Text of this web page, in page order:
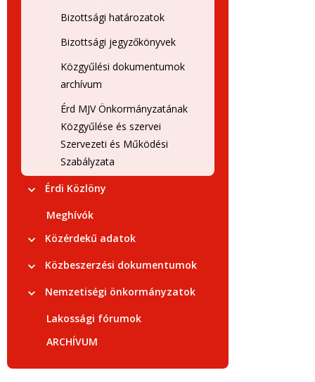
Bizottsági határozatok
Bizottsági jegyzőkönyvek
Közgyűlési dokumentumok
archívum
Érd MJV Önkormányzatának
Közgyűlése és szervei
Szervezeti és Működési
Szabályzata
Érdi Közlöny
Meghívók
Közérdekű adatok
Közbeszerzési dokumentumok
Nemzetiségi önkormányzatok
Lakossági fórumok
ARCHÍVUM